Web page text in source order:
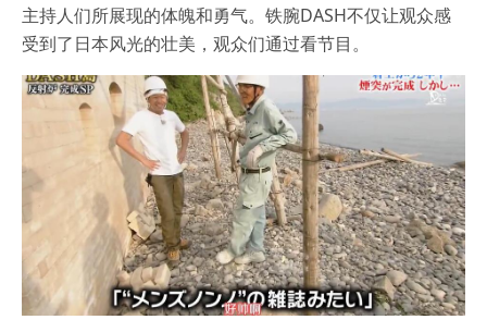
主持人们所展现的体魄和勇气。铁腕DASH不仅让观众感
受到了日本风光的壮美，观众们通过看节目。